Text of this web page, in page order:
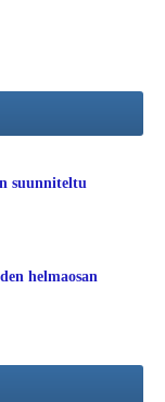
suunniteltu
helmaosan